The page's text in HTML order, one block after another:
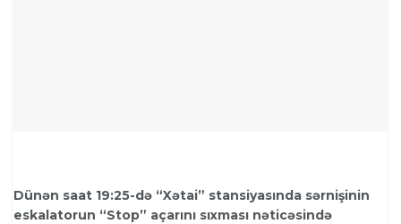
Dünən saat 19:25-də “Xətai” stansiyasında sərnişinin
eskalatorun “Stop” açarını sıxması nəticəsində